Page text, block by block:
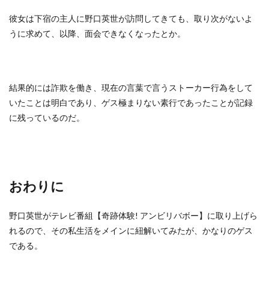
彼女は下宿の主人に野口英世が訪問してきても、取り次がないよ
うに求めて、以降、面会できなくなったとか。
結果的には詐欺を働き、現在の言葉で言うストーカー行為をして
いたことは明白であり、ゲス極まりない素行であったことが記録
に残っているのだ。
おわりに
野口英世がテレビ番組【奇跡体験! アンビリバボー】に取り上げら
れるので、その私生活をメインに紐解いてみたが、かなりのゲス
である。